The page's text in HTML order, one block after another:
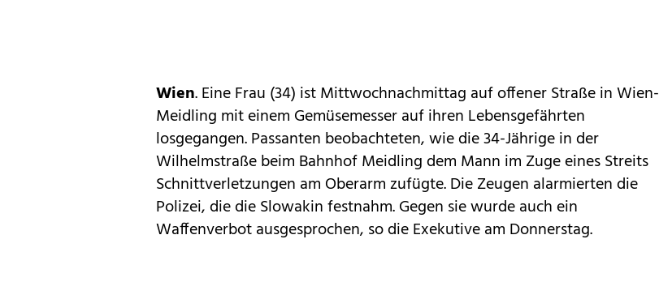
Wien. Eine Frau (34) ist Mittwochnachmittag auf offener Straße in Wien-
Meidling mit einem Gemüsemesser auf ihren Lebensgefährten
losgegangen. Passanten beobachteten, wie die 34-Jährige in der
Wilhelmstraße beim Bahnhof Meidling dem Mann im Zuge eines Streits
Schnittverletzungen am Oberarm zufügte. Die Zeugen alarmierten die
Polizei, die die Slowakin festnahm. Gegen sie wurde auch ein
Waffenverbot ausgesprochen, so die Exekutive am Donnerstag.